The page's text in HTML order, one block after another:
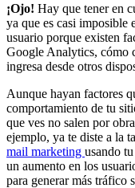
¡Ojo! Hay que tener en
ya que es casi imposible
usuario porque existen
Google Analytics, cómo
ingresa desde otros
Aunque hayan factores
comportamiento de tu
que ves no salen por
ejemplo, ya te diste a la
mail marketing usando
un aumento en los
para generar más tráfico